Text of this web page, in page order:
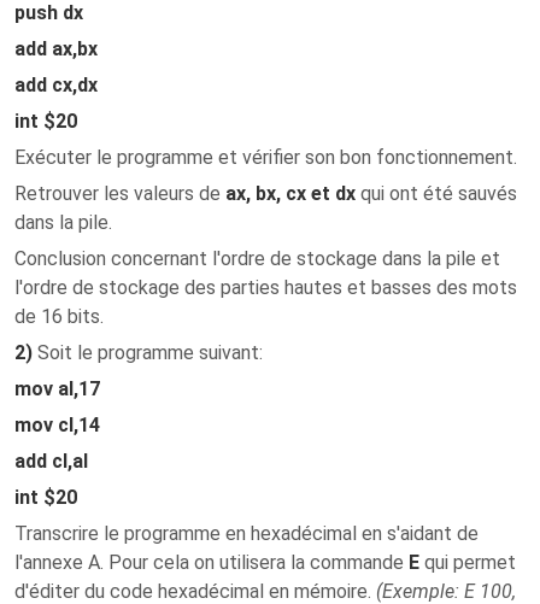
push dx
add ax,bx
add cx,dx
int $20
Exécuter le programme et vérifier son bon fonctionnement.
Retrouver les valeurs de ax, bx, cx et dx qui ont été sauvés
dans la pile.
Conclusion concernant l'ordre de stockage dans la pile et
l'ordre de stockage des parties hautes et basses des mots
de 16 bits.
2) Soit le programme suivant:
mov al,17
mov cl,14
add cl,al
int $20
Transcrire le programme en hexadécimal en s'aidant de
l'annexe A. Pour cela on utilisera la commande E qui permet
d'éditer du code hexadécimal en mémoire. (Exemple: E 100,